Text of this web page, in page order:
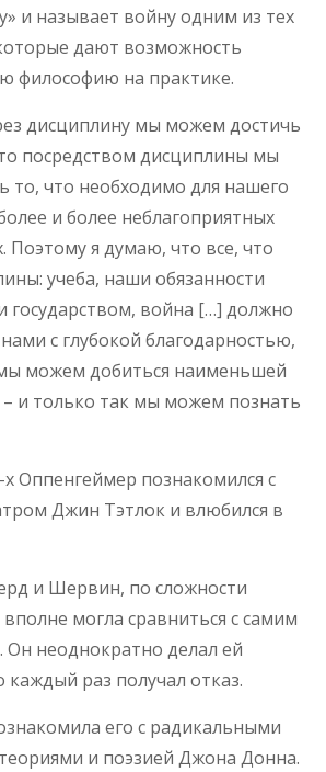
и называет войну одним из тех
дают возможность
философию на практике.
дисциплину мы можем достичь
посредством дисциплины мы
то, что необходимо для нашего
и более неблагоприятных
Поэтому я думаю, что все, что
учеба, наши обязанности
государством, война […] должно
с глубокой благодарностью,
можем добиться наименьшей
– и только так мы можем познать
Оппенгеймер познакомился с
Джин Тэтлок и влюбился в
и Шервин, по сложности
могла сравниться с самим
неоднократно делал ей
раз получал отказ.
его с радикальными
и поэзией Джона Донна.